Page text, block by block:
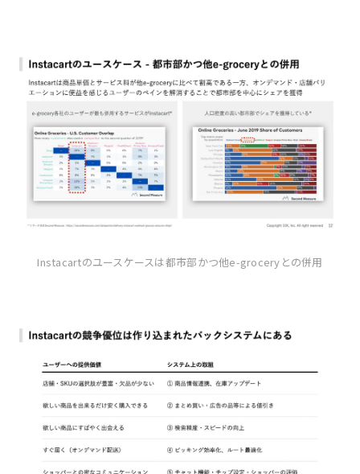
Instacartのユースケースは都市部かつ他e-groceryとの併用